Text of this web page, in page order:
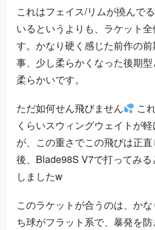
これはフェイス/リムが撓んで
いるというよりも、ラケット
す。かなり硬く感じた前作の
事、少し柔らかくなった後期
柔らかいです。
ただ如何せん飛びません
こ
くらいスウィングウェイトが
が、この重さでこの飛びは正
後、Blade98S V7で打ってみ
しましたw
このラケットが合うのは、か
ち球がフラット系で、暴発を